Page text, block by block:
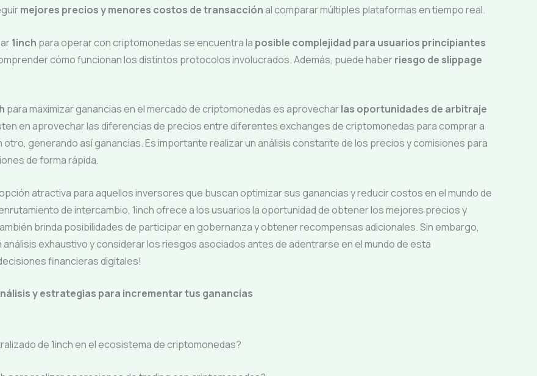
mejores precios y menores costos de transacción al comparar múltiples plataformas en tiempo real.
1inch para operar con criptomonedas se encuentra la posible complejidad para usuarios principiantes
cómo funcionan los distintos protocolos involucrados. Además, puede haberriesgo de slippage
para maximizar ganancias en el mercado de criptomonedas es aprovecharlas oportunidades de arbitraje
en aprovechar las diferencias de precios entre diferentes exchanges de criptomonedas para comprar a
generando así ganancias. Es importante realizar un análisis constante de los precios y comisiones para
de forma rápida.
atractiva para aquellos inversores que buscan optimizar sus ganancias y reducir costos en el mundo de
de intercambio, 1inch ofrece a los usuarios la oportunidad de obtener los mejores precios y
brinda posibilidades de participar en gobernanza y obtener recompensas adicionales. Sin embargo,
exhaustivo y considerar los riesgos asociados antes de adentrarse en el mundo de esta
financieras digitales!
y estrategias para incrementar tus ganancias
de 1inch en el ecosistema de criptomonedas?